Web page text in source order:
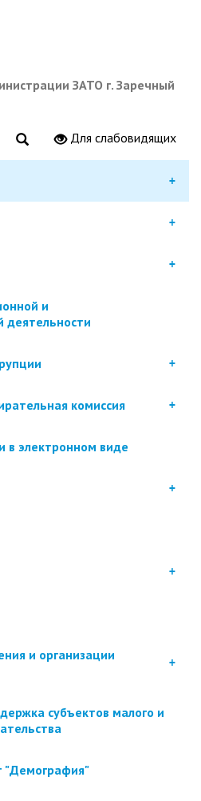
ЗАТО г. Заречный
Для слабовидящих
и
деятельности
комиссия
в электронном виде
и организации
субъектов малого и
"Демография"